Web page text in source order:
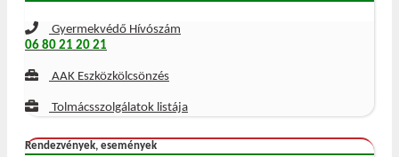
Gyermekvédő Hívószám
06 80 21 20 21
AAK Eszközkölcsönzés
Tolmácsszolgálatok listája
Rendezvények, események